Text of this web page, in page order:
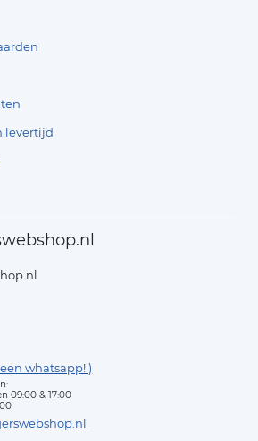
levertijd
whatsapp! )
09:00 & 17:00